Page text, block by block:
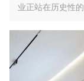
业正站在历史性